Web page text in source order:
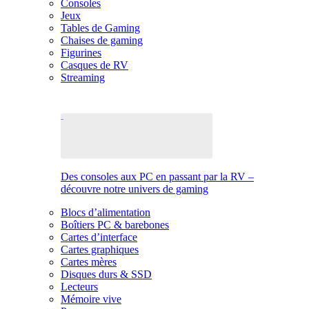
Consoles
Jeux
Tables de Gaming
Chaises de gaming
Figurines
Casques de RV
Streaming
Des consoles aux PC en passant par la RV –
découvre notre univers de gaming
Blocs d’alimentation
Boîtiers PC & barebones
Cartes d’interface
Cartes graphiques
Cartes mères
Disques durs & SSD
Lecteurs
Mémoire vive